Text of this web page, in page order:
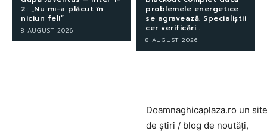
2: „Nu mi-a plăcut în
niciun fel!”
8 AUGUST 2026
problemele energetice
se agravează. Specialiștii
cer verificări…
8 AUGUST 2026
Doamnaghicaplaza.ro un site
de știri / blog de noutăți,